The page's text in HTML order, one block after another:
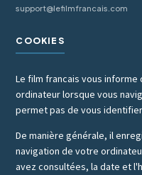
support@lefilmfrancais.com
COOKIES
Le film francais vous
ordinateur lorsque vous
permet pas de vous
De manière générale, il
navigation de votre
avez consultées, la date et